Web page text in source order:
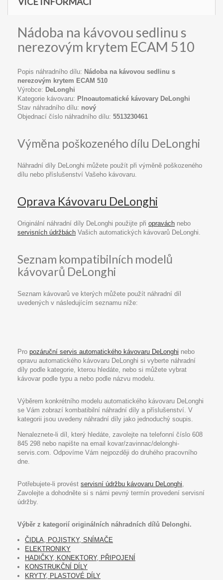
Nádoba na kávovou sedlinu s
nerezovým krytem ECAM 510
Popis náhradního dílu: Nádoba na kávovou sedlinu s
nerezovým krytem ECAM 510
Výrobce: DeLonghi
Kategorie kávovaru: Plnoautomatické kávovary DeLonghi
Stav náhradního dílu: nový
Objednací číslo náhradního dílu: 5513230461
Výměna poškozeného dílu DeLonghi
Náhradní díly DeLonghi můžete použít při výměně poškozeného
dílu nebo příslušenství Vašeho kávovaru.
Oprava Kávovaru DeLonghi
Originální náhradní díly DeLonghi použijte při opravách nebo
servisních údržbách Vašich automatických kávovarů DeLonghi.
Seznam kompatibilních modelů
kávovarů DeLonghi
Seznam kávovarů ve kterých můžete použít náhradní díl
uvedených v následujícím seznamu níže:
Pro pozáruční servis automatického kávovaru DeLonghi nebo
opravu automatického kávovaru DeLonghi si vyberte náhradní
díly podle kategorie, kterou hledáte, nebo si můžete vybrat
kávovar podle typu a nebo podle názvu modelu.
Výběrem konkrétního modelu automatického kávovaru DeLonghi
se Vám zobrazí kombatibilní náhradní díly a příslušenství. V
kategorii jsou uvedeny náhradní díly jako jednoduchý soupis.
Nenaleznete-li díl, který hledáte, zavolejte na telefonní číslo 608
845 298 nebo napište na email kovar/zavinnac/delonghi-
servis.com. Odpovíme Vám nejpozději do druhého pracovního
dne.
Potřebujete-li provést servisní údržbu kávovaru DeLonghi,
Zavolejte a dohodněte si s námi pevný termín provedení servisní
údržby.
Výběr z kategorií originálních náhradních dílů Delonghi.
ČIDLA, POJISTKY, SNÍMAČE
ELEKTRONIKY
HADIČKY, KONEKTORY, PŘIPOJENÍ
KONSTRUKČNÍ DÍLY
KRYTY, PLASTOVÉ DÍLY